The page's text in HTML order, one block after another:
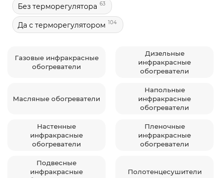
Без терморегулятора 63
Да с терморегулятором 104
Газовые инфракрасные
обогреватели
Дизельные
инфракрасные
обогреватели
Масляные обогреватели
Напольные
инфракрасные
обогреватели
Настенные
инфракрасные
обогреватели
Пленочные
инфракрасные
обогреватели
Подвесные
инфракрасные
Полотенцесушители